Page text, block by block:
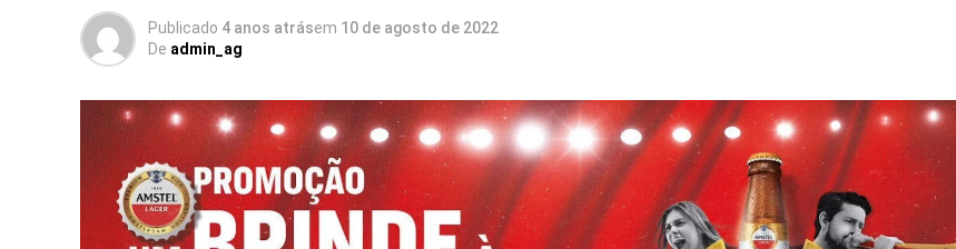
Publicado 4 anos atrásem 10 de agosto de 2022
De admin_ag